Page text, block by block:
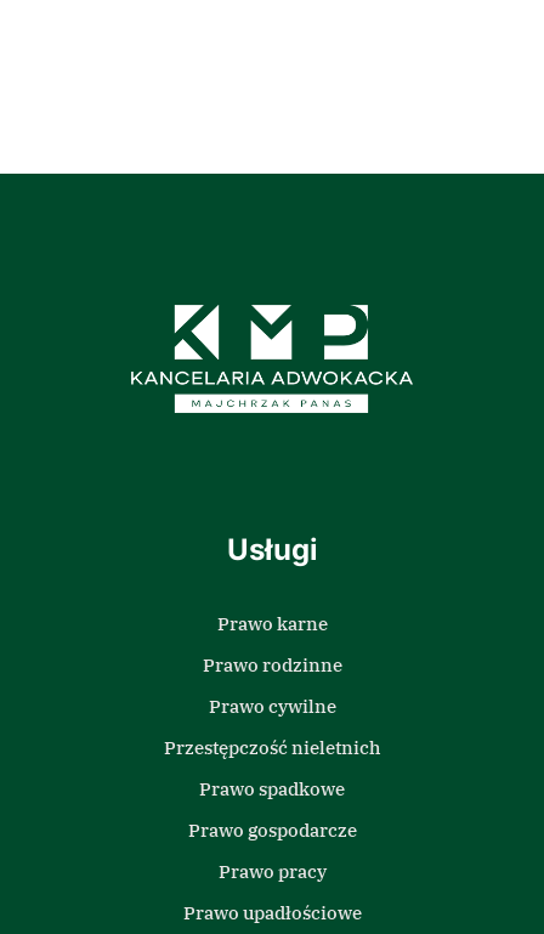
Usługi
Prawo karne
Prawo rodzinne
Prawo cywilne
Przestępczość nieletnich
Prawo spadkowe
Prawo gospodarcze
Prawo pracy
Prawo upadłościowe